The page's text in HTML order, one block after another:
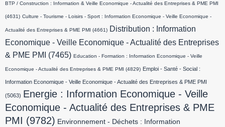
BTP / Construction : Information & Veille Economique - Actualité des Entreprises & PME PMI
(4631) Culture - Tourisme - Loisirs - Sport : Information Economique - Veille Economique -
Actualité des Entreprises & PME PMI (4661) Distribution : Information
Economique - Veille Economique - Actualité des Entreprises
& PME PMI
(7465) Education - Formation : Information Economique - Veille
Economique - Actualité des Entreprises & PME PMI (4829) Emploi - Santé - Social :
Information Economique - Veille Economique - Actualité des Entreprises & PME PMI
(5063) Energie : Information Economique - Veille
Economique - Actualité des Entreprises & PME
PMI (9782) Environnement - Déchets : Information